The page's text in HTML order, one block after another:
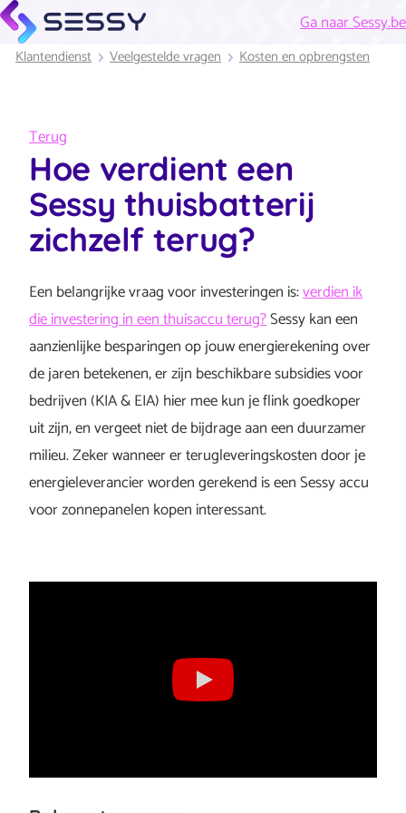
Ga naar Sessy.be
Klantendienst Veelgestelde vragen Kosten en opbrengsten
Terug
Hoe verdient een
Sessy thuisbatterij
zichzelf terug?
Een belangrijke vraag voor investeringen is:verdien ik
die investering in een thuisaccu terug?Sessy kan een
aanzienlijke besparingen op jouw energierekening over
de jaren betekenen, er zijn beschikbare subsidies voor
bedrijven (KIA & EIA) hier mee kun je flink goedkoper
uit zijn, en vergeet niet de bijdrage aan een duurzamer
milieu. Zeker wanneer er terugleveringskosten door je
energieleverancier worden gerekend is een Sessy accu
voor zonnepanelen kopen interessant.